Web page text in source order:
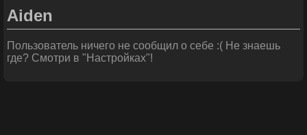
Aiden
Пользователь ничего не сообщил о себе :( Не знаешь
где? Смотри в "Настройках"!